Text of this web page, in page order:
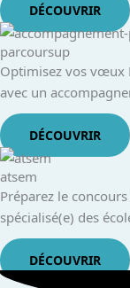
DÉCOUVRIR
parcoursup
Optimisez vos vœux
avec un
DÉCOUVRIR
atsem
Préparez le
spécialisé(e) des
DÉCOUVRIR